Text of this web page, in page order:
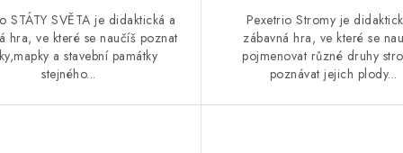
STÁTY SVĚTA je didaktická a
hra, ve které se naučíš poznat
a stavební památky
stejného...
Pexetrio Stromy je
zábavná hra, ve které se
pojmenovat různé druhy
poznávat jejich plody...